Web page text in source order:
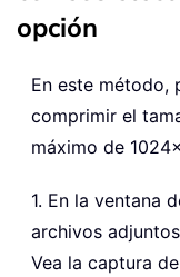
opción
En este método,
comprimir el
máximo de
1. En la ventana
archivos
Vea la captura